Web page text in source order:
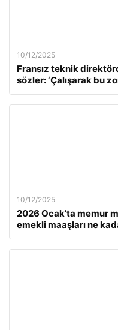
10/12/2025
Fransız teknik
sözler: ‘Çalışarak bu
10/12/2025
2026 Ocak’ta memur
emekli maaşları ne